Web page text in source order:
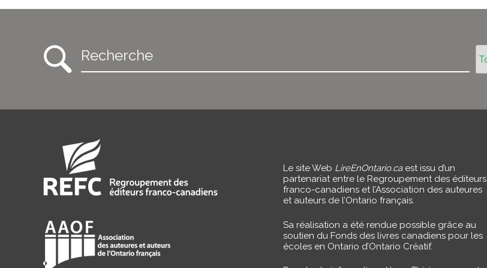
Le site Web LireEnOntario.caest issu d’un
partenariat entre le Regroupement des éditeurs
franco-canadiens et l’Association des auteures
et auteurs de l’Ontario français.
Sa réalisation a été rendue possible grâce au
soutien du Fonds des livres canadiens pour les
écoles en Ontario d’Ontario Créatif.